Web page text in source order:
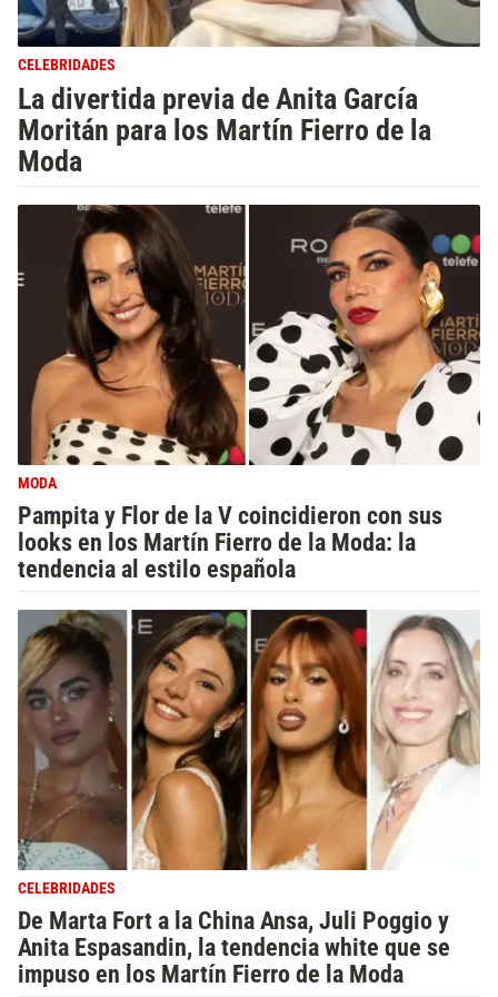
CELEBRIDADES
La divertida previa de Anita García
Moritán para los Martín Fierro de la
Moda
MODA
Pampita y Flor de la V coincidieron con sus
looks en los Martín Fierro de la Moda: la
tendencia al estilo española
CELEBRIDADES
De Marta Fort a la China Ansa, Juli Poggio y
Anita Espasandin, la tendencia white que se
impuso en los Martín Fierro de la Moda